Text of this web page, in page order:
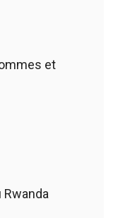
et
Rwanda